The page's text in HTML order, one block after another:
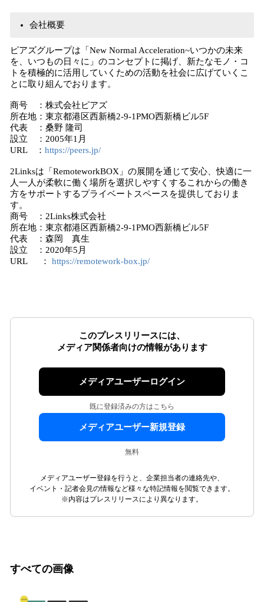
会社概要
ピアズグループは「New Normal Acceleration~いつかの未来
を、いつもの日々に」のコンセプトに掲げ、新たなモノ・コ
トを積極的に活用していくための活動を社会に広げていくこ
とに取り組んでおります。
商号 ：株式会社ピアズ
所在地：東京都港区西新橋2-9-1PMO西新橋ビル5F
代表 ：桑野 隆司
設立 ：2005年1月
URL ： https://peers.jp/
2Linksは「RemoteworkBOX」の展開を通じて安心、快適に一
人一人が柔軟に働く場所を選択しやすくするこれからの働き
方をサポートするプライベートスペースを提供しておりま
す。
商号 ：2Links株式会社
所在地：東京都港区西新橋2-9-1PMO西新橋ビル5F
代表 ：森岡 真生
設立 ：2020年5月
URL ： https://remotework-box.jp/
このプレスリリースには、
メディア関係者向けの情報があります
メディアユーザーログイン
既に登録済みの方はこちら
メディアユーザー新規登録
無料
メディアユーザー登録を行うと、企業担当者の連絡先や、
イベント・記者会見の情報など様々な特記情報を閲覧できます。
※内容はプレスリリースにより異なります。
すべての画像